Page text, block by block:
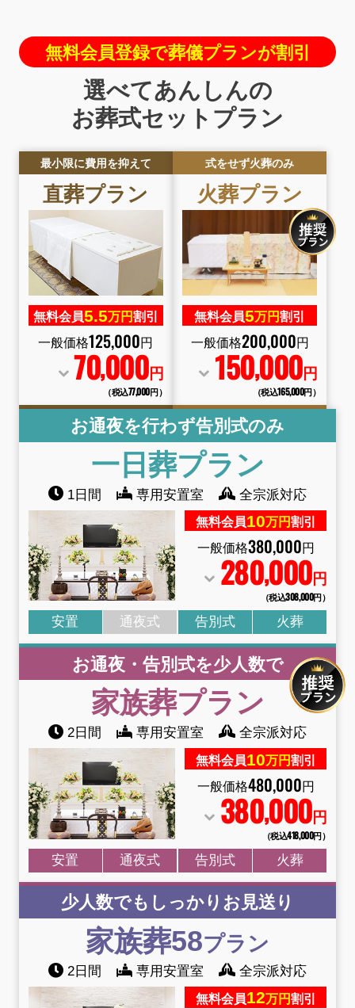
無料会員登録で葬儀プランが割引
選べてあんしんの
お葬式セットプラン
最小限に費用を抑えて
直葬プラン
無料会員5.5万円割引
一般価格125,000円
70,000円
（税込77,000円）
式をせず火葬のみ
火葬プラン
無料会員5万円割引
一般価格200,000円
150,000円
（税込165,000円）
お通夜を行わず告別式のみ
一日葬プラン
1日間 専用安置室 全宗派対応
無料会員10万円割引
一般価格380,000円
280,000円
（税込308,000円）
安置 通夜式 告別式 火葬
お通夜・告別式を少人数で
家族葬プラン
2日間 専用安置室 全宗派対応
無料会員10万円割引
一般価格480,000円
380,000円
（税込418,000円）
安置 通夜式 告別式 火葬
少人数でもしっかりお見送り
家族葬58プラン
2日間 専用安置室 全宗派対応
無料会員12万円割引